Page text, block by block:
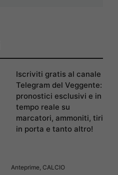
Iscriviti gratis al canale
Telegram del Veggente:
pronostici esclusivi e in
tempo reale su
marcatori, ammoniti, tiri
in porta e tanto altro!
Anteprime, CALCIO